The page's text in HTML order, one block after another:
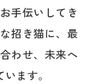
手伝いしてき
招き猫に、最
わせ、未来へ
ます。